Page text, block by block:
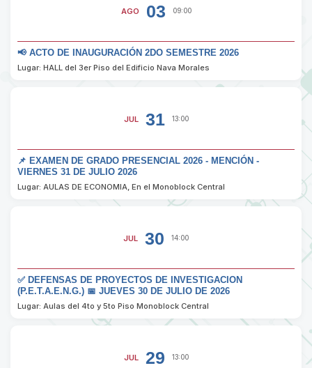
AGO 03 09:00
📢 ACTO DE INAUGURACIÓN 2DO SEMESTRE 2026
Lugar: HALL del 3er Piso del Edificio Nava Morales
JUL 31 13:00
📌 EXAMEN DE GRADO PRESENCIAL 2026 - MENCIÓN -
VIERNES 31 DE JULIO 2026
Lugar: AULAS DE ECONOMIA, En el Monoblock Central
JUL 30 14:00
✅ DEFENSAS DE PROYECTOS DE INVESTIGACION
(P.E.T.A.E.N.G.) 📅 JUEVES 30 DE JULIO DE 2026
Lugar: Aulas del 4to y 5to Piso Monoblock Central
JUL 29 13:00